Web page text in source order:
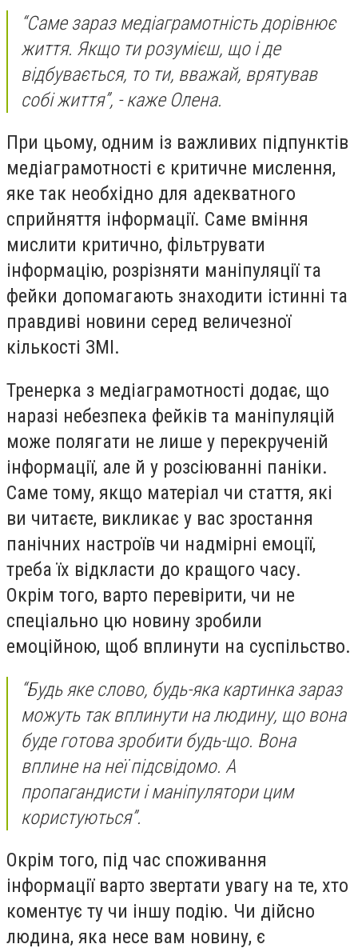
“Саме зараз медіаграмотність дорівнює
життя. Якщо ти розумієш, що і де
відбувається, то ти, вважай, врятував
собі життя”, - каже Олена.
При цьому, одним із важливих підпунктів
медіаграмотності є критичне мислення,
яке так необхідно для адекватного
сприйняття інформації. Саме вміння
мислити критично, фільтрувати
інформацію, розрізняти маніпуляції та
фейки допомагають знаходити істинні та
правдиві новини серед величезної
кількості ЗМІ.
Тренерка з медіаграмотності додає, що
наразі небезпека фейків та маніпуляцій
може полягати не лише у перекрученій
інформації, але й у розсіюванні паніки.
Саме тому, якщо матеріал чи стаття, які
ви читаєте, викликає у вас зростання
панічних настроїв чи надмірні емоції,
треба їх відкласти до кращого часу.
Окрім того, варто перевірити, чи не
спеціально цю новину зробили
емоційною, щоб вплинути на суспільство.
“Будь яке слово, будь-яка картинка зараз
можуть так вплинути на людину, що вона
буде готова зробити будь-що. Вона
вплине на неї підсвідомо. А
пропагандисти і маніпулятори цим
користуються”.
Окрім того, під час споживання
інформації варто звертати увагу на те, хто
коментує ту чи іншу подію. Чи дійсно
людина, яка несе вам новину, є